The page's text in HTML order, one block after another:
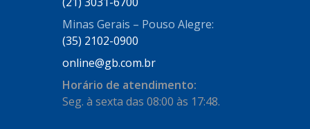
BECA FREIOS (25)
BOSAL
BRASMECK (656)
Minas Gerais – Pouso Alegre:
(35) 2102-0900
online@gb.com.br
Horário de atendimento:
Seg. à sexta das 08:00 às 17:48.